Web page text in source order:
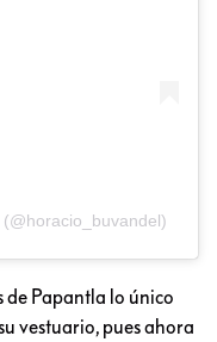
de Papantla lo único
vestuario, pues ahora